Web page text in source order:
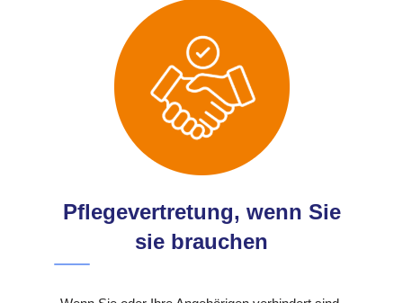
Pflegevertretung, wenn Sie
sie brauchen